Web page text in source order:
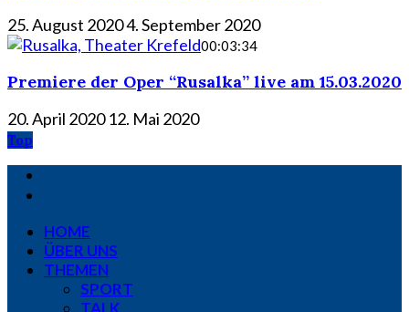
25. August 20204. September 2020
00:03:34
Premiere der Oper “Rusalka” live am 15.03.2020
20. April 2020 12. Mai 2020
Top
HOME
ÜBER UNS
THEMEN
SPORT